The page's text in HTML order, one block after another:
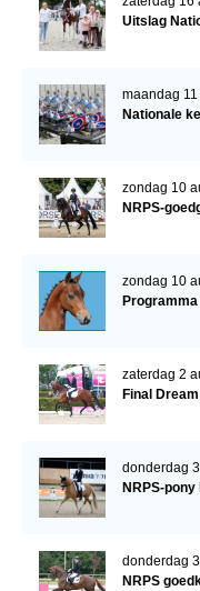
Uitslag
maandag
Nationale
zondag 10
NRPS-
zondag 10
zaterdag 2
Final
donderdag
NRPS-
donderdag
NRPS